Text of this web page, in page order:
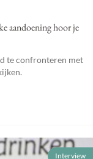
aandoening hoor je
te confronteren met
Interview